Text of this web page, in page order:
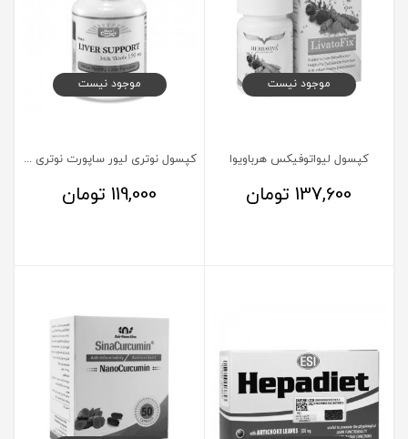
موجود نیست
کپسول لیواتوفیکس هرباویوا
137,600 تومان
موجود نیست
کپسول نوتری لیور ساپورت نوتری سنتری 60 عدد
119,000 تومان